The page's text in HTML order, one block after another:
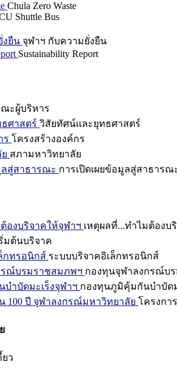
Chula Zero Waste
Shuttle Bus
งยืน จุฬาฯ กับความยั่งยืน
Sustainability Report
ะผู้บริหาร
ศาสตร์ วิสัยทัศน์และยุทธศาสตร์
ร โครงสร้างองค์กร
สภามหาวิทยาลัย
ลสู่สาธารณะ การเปิดเผยข้อมูลสู่สาธารณ
องบริจาคให้จุฬาฯ เหตุผลที่...ทำไมต้องบ
มต้นบริจาค
กทรอนิกส์ ระบบบริจาคอิเล็กทรอนิกส์
ณ์บรมราชสมภพฯ กองทุนจุฬาลงกรณ์บ
ำบัดมะเร็งจุฬาฯ กองทุนภูมิคุ้มกันบำบัดม
100 ปี จุฬาลงกรณ์มหาวิทยาลัย โครงกา
ยว